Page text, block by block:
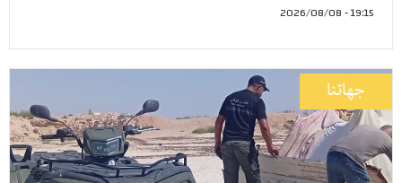
19:15 - 2026/08/08
جهاتنا